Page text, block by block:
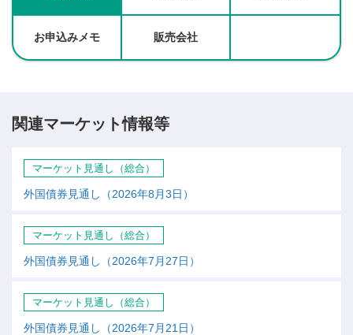
お申込みメモ 販売会社
関連マーケット情報等
マーケット見通し（総合）
外国債券見通し（2026年8月3日）
マーケット見通し（総合）
外国債券見通し（2026年7月27日）
マーケット見通し（総合）
外国債券見通し（2026年7月21日）